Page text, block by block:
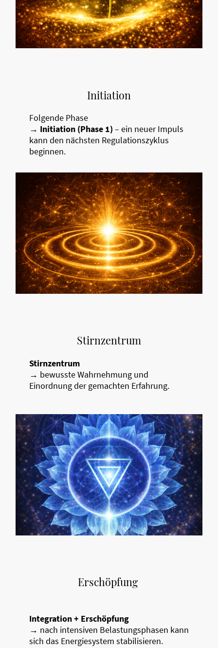
Initiation
Folgende Phase
→ Initiation (Phase 1) – ein neuer Impuls
kann den nächsten Regulationszyklus
beginnen.
Stirnzentrum
Stirnzentrum
→ bewusste Wahrnehmung und
Einordnung der gemachten Erfahrung.
Erschöpfung
Integration + Erschöpfung
→ nach intensiven Belastungsphasen kann
sich das Energiesystem stabilisieren.